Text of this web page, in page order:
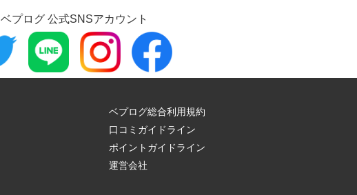
ベプログ 公式SNSアカウント
ベプログ総合利用規約
口コミガイドライン
ポイントガイドライン
運営会社